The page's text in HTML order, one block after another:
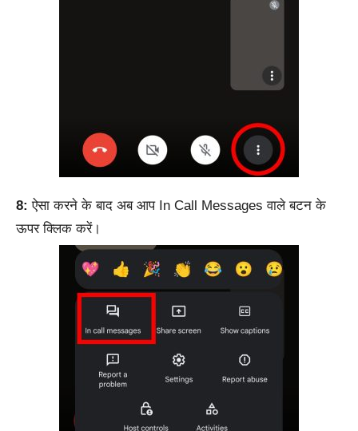
8: ऐसा करने के बाद अब आप In Call Messages वाले बटन के
ऊपर क्लिक करें।